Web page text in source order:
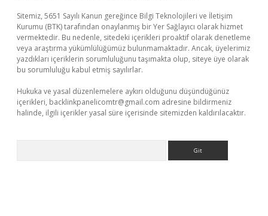
Sitemiz, 5651 Sayılı Kanun gereğince Bilgi Teknolojileri ve İletişim
Kurumu (BTK) tarafından onaylanmış bir Yer Sağlayıcı olarak hizmet
vermektedir. Bu nedenle, sitedeki içerikleri proaktif olarak denetleme
veya araştırma yükümlülüğümüz bulunmamaktadır. Ancak, üyelerimiz
yazdıkları içeriklerin sorumluluğunu taşımakta olup, siteye üye olarak
bu sorumluluğu kabul etmiş sayılırlar.
Hukuka ve yasal düzenlemelere aykırı olduğunu düşündüğünüz
içerikleri, backlinkpanelicomtr@gmail.com adresine bildirmeniz
halinde, ilgili içerikler yasal süre içerisinde sitemizden kaldırılacaktır.